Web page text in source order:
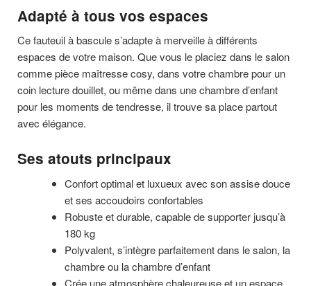
Adapté à tous vos espaces
Ce fauteuil à bascule s’adapte à merveille à différents
espaces de votre maison. Que vous le placiez dans le salon
comme pièce maîtresse cosy, dans votre chambre pour un
coin lecture douillet, ou même dans une chambre d’enfant
pour les moments de tendresse, il trouve sa place partout
avec élégance.
Ses atouts principaux
Confort optimal et luxueux avec son assise douce
et ses accoudoirs confortables
Robuste et durable, capable de supporter jusqu’à
180 kg
Polyvalent, s’intègre parfaitement dans le salon, la
chambre ou la chambre d’enfant
Crée une atmosphère chaleureuse et un espace